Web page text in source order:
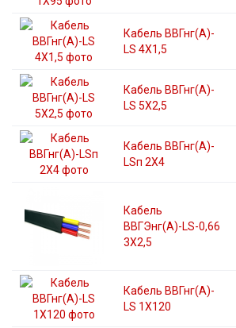
Кабель ВВГнг(А)-
LS 4X1,5
Кабель ВВГнг(А)-
LS 5X2,5
Кабель ВВГнг(А)-
LSп 2X4
Кабель
ВВГЭнг(А)-LS-0,66
3X2,5
Кабель ВВГнг(А)-
LS 1X120